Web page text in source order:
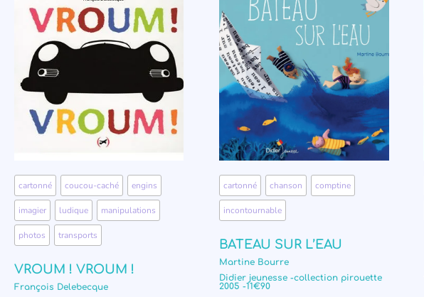
cartonné coucou-caché engins
imagier ludique manipulations
photos transports
VROUM ! VROUM !
François Delebecque
cartonné chanson comptine
incontournable
BATEAU SUR L’EAU
Martine Bourre
Didier jeunesse -collection pirouette
2005 -11€90